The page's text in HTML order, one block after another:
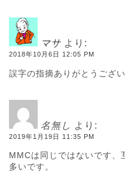
マサ より:
2018年10月6日 12:05 PM
誤字の指摘ありがとうござい
名無し より:
2019年1月19日 11:35 PM
MMCは同じではないです、
多いです。